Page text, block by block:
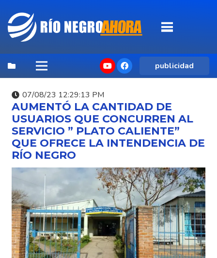
publicidad
07/08/23 12:29:13 PM
AUMENTÓ LA CANTIDAD DE
USUARIOS QUE CONCURREN AL
SERVICIO ” PLATO CALIENTE”
QUE OFRECE LA INTENDENCIA DE
RÍO NEGRO